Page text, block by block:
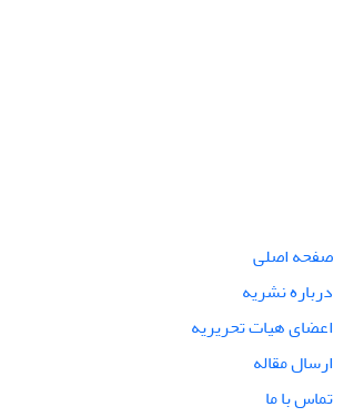
صفحه اصلی
درباره نشریه
اعضای هیات تحریریه
ارسال مقاله
تماس با ما